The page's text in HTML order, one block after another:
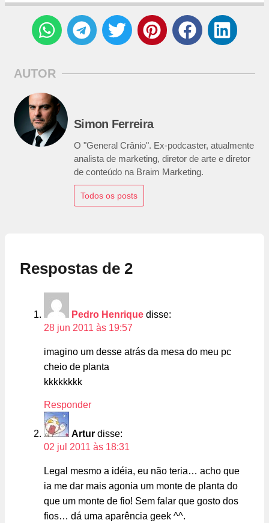
AUTOR
Simon Ferreira
O "General Crânio". Ex-podcaster, atualmente
analista de marketing, diretor de arte e diretor
de conteúdo na Braim Marketing.
Todos os posts
Respostas de 2
Pedro Henrique disse:
28 jun 2011 às 19:57
imagino um desse atrás da mesa do meu pc
cheio de planta
kkkkkkkk
Responder
Artur disse:
02 jul 2011 às 18:31
Legal mesmo a idéia, eu não teria… acho que
ia me dar mais agonia um monte de planta do
que um monte de fio! Sem falar que gosto dos
fios… dá uma aparência geek ^^.